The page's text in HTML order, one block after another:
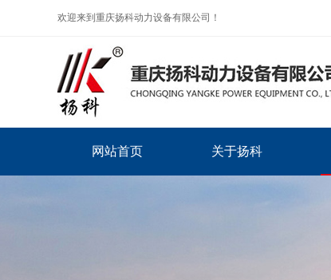
欢迎来到重庆扬科动力设备有限公司！
网站首页 关于扬科